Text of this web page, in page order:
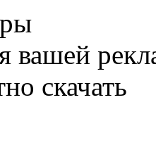
вашей
скачать